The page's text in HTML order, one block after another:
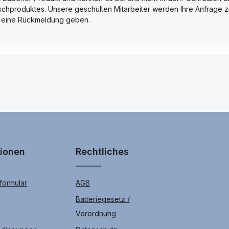
Unsere geschulten Mitarbeiter werden Ihre Anfrage
Rückmeldung geben.
Rechtliches
AGB
Batteriegesetz /
Verordnung